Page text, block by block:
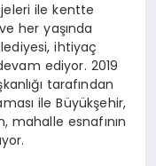
ile kentte
her yaşında
ihtiyaç
ediyor. 2019
tarafından
ile Büyükşehir,
mahalle esnafının